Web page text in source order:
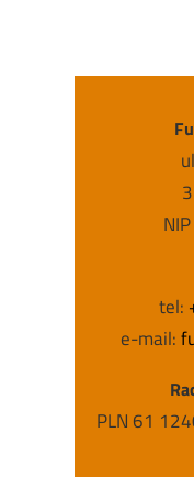
tel:
e-mail:
PLN 61